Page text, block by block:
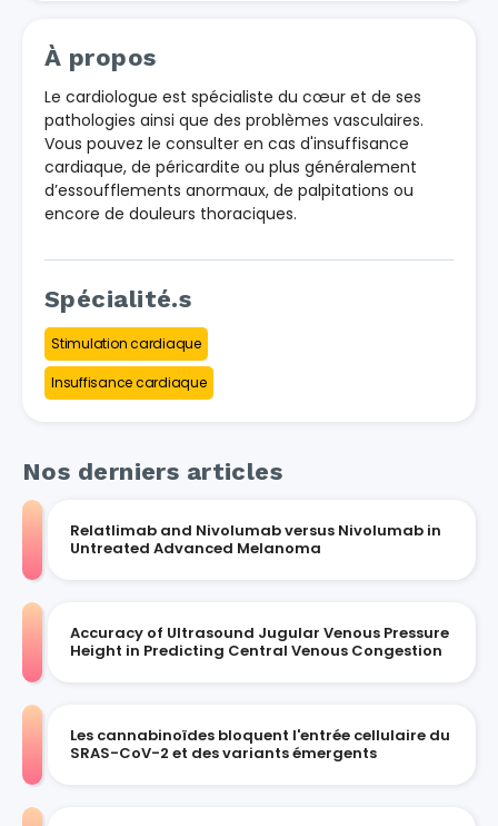
À propos
Le cardiologue est spécialiste du cœur et de ses
pathologies ainsi que des problèmes vasculaires.
Vous pouvez le consulter en cas d'insuffisance
cardiaque, de péricardite ou plus généralement
d’essoufflements anormaux, de palpitations ou
encore de douleurs thoraciques.
Spécialité.s
Stimulation cardiaque
Insuffisance cardiaque
Nos derniers articles
Relatlimab and Nivolumab versus Nivolumab in
Untreated Advanced Melanoma
Accuracy of Ultrasound Jugular Venous Pressure
Height in Predicting Central Venous Congestion
Les cannabinoïdes bloquent l'entrée cellulaire du
SRAS-CoV-2 et des variants émergents